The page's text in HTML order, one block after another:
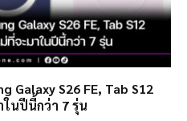
Galaxy S26 FE, Tab S12
นปีนี้กว่า 7 รุ่น